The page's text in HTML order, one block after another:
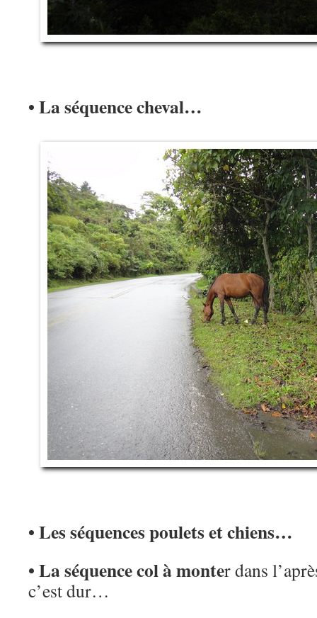
• La séquence cheval…
• Les séquences poulets et chiens…
• La séquence col à monter dans
c’est dur…